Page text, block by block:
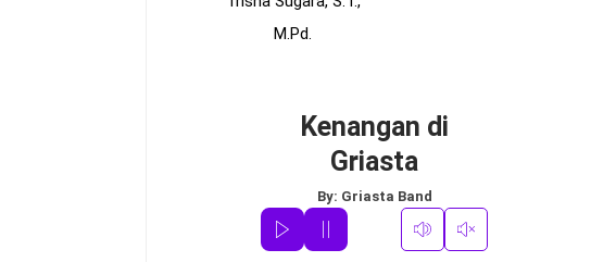
M.Pd.
Kenangan di
Griasta
By: Griasta Band